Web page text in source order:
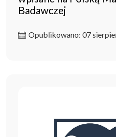
Badawczej
Opublikowano: 07